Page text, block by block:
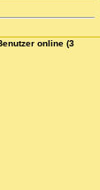
online (3